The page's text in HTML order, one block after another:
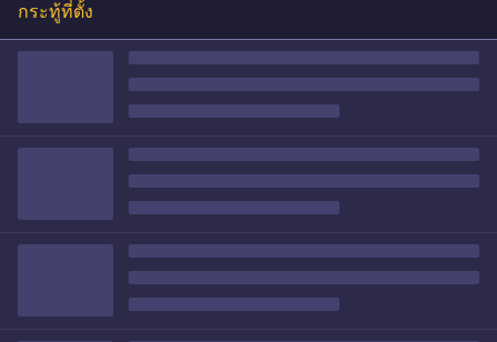
กระทู้ที่ตั้ง